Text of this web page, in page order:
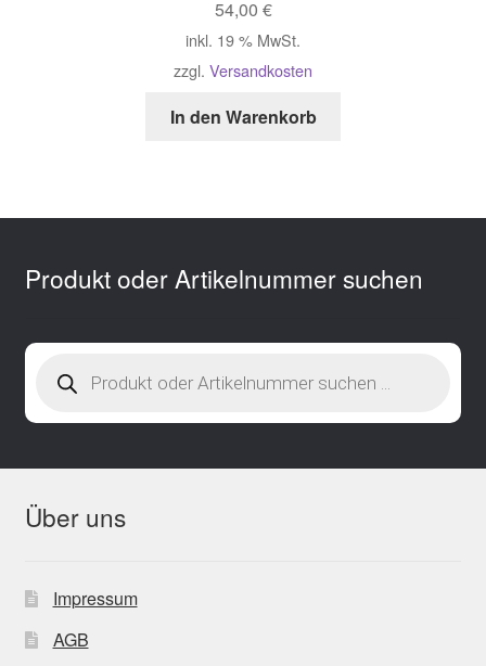
54,00 €
inkl. 19 % MwSt.
zzgl. Versandkosten
In den Warenkorb
Produkt oder Artikelnummer suchen
search
Über uns
Impressum
AGB